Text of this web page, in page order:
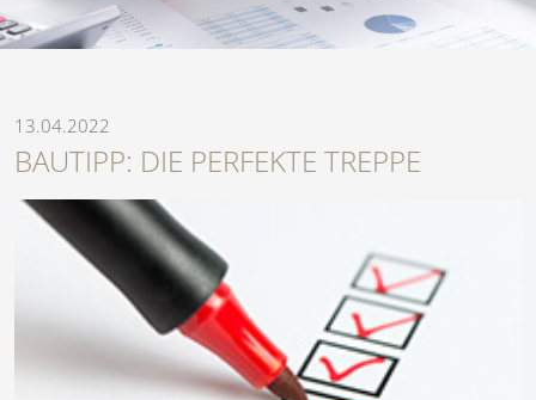
13.04.2022
BAUTIPP: DIE PERFEKTE TREPPE